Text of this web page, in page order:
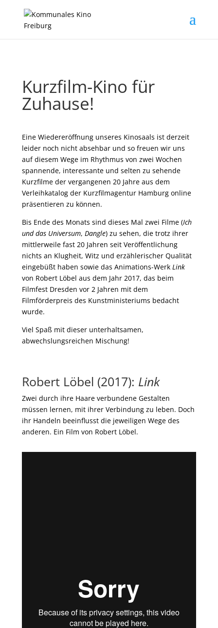
Kurzfilm-Kino für
Zuhause!
Eine Wiedereröffnung unseres Kinosaals ist derzeit
leider noch nicht absehbar und so freuen wir uns
auf diesem Wege im Rhythmus von zwei Wochen
spannende, interessante und selten zu sehende
Kurzfilme der vergangenen 20 Jahre aus dem
Verleihkatalog der Kurzfilmagentur Hamburg online
präsentieren zu können.
Bis Ende des Monats sind dieses Mal zwei Filme (Ich
und das Universum, Dangle) zu sehen, die trotz ihrer
mittlerweile fast 20 Jahren seit Veröffentlichung
nichts an Klugheit, Witz und erzählerischer Qualität
eingebüßt haben sowie das Animations-Werk Link
von Robert Löbel aus dem Jahr 2017, das beim
Filmfest Dresden vor 2 Jahren mit dem
Filmförderpreis des Kunstministeriums bedacht
wurde.
Viel Spaß mit dieser unterhaltsamen,
abwechslungsreichen Mischung!
Robert Löbel (2017): Link
Zwei durch ihre Haare verbundene Gestalten
müssen lernen, mit ihrer Verbindung zu leben. Doch
ihr Handeln beeinflusst die jeweiligen Wege des
anderen. Ein Film von Robert Löbel.